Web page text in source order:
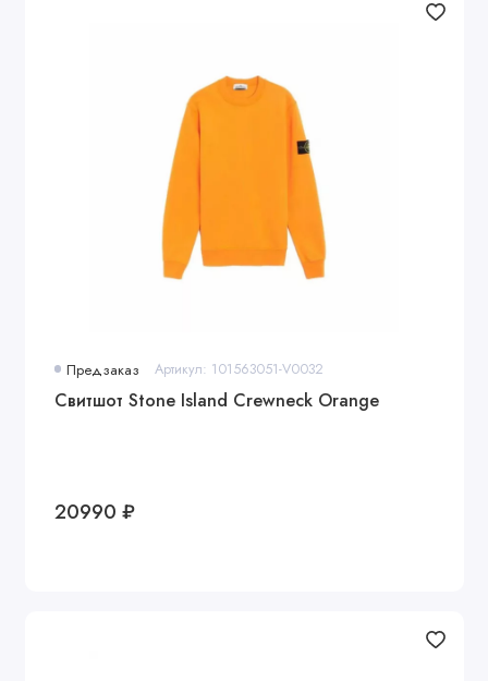
Предзаказ Артикул: 101563051-V0032
Свитшот Stone Island Crewneck Orange
20990 ₽